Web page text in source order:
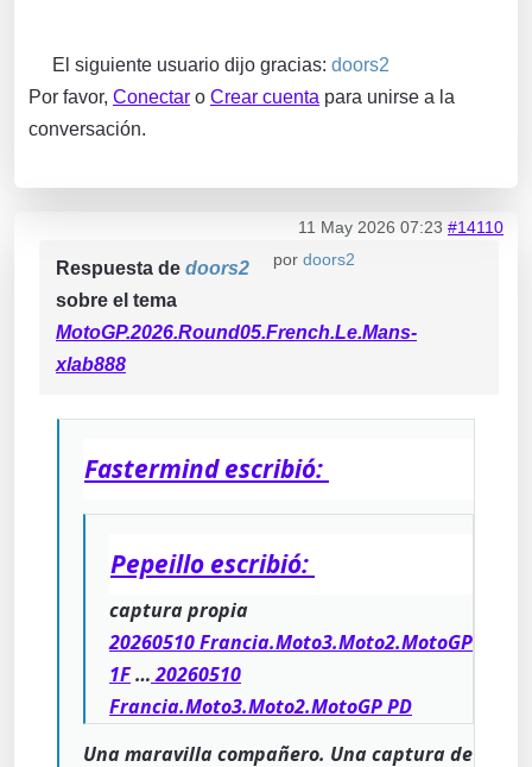
El siguiente usuario dijo gracias: doors2
Por favor, Conectar o Crear cuenta para unirse a la
conversación.
11 May 2026 07:23 #14110
por doors2
Respuesta de doors2
sobre el tema
MotoGP.2026.Round05.French.Le.Mans-
xlab888
Fastermind escribió:
Pepeillo escribió:
captura propia
20260510 Francia.Moto3.Moto2.MotoGP
1F…20260510
Francia.Moto3.Moto2.MotoGP PD
Una maravilla compañero. Una captura de